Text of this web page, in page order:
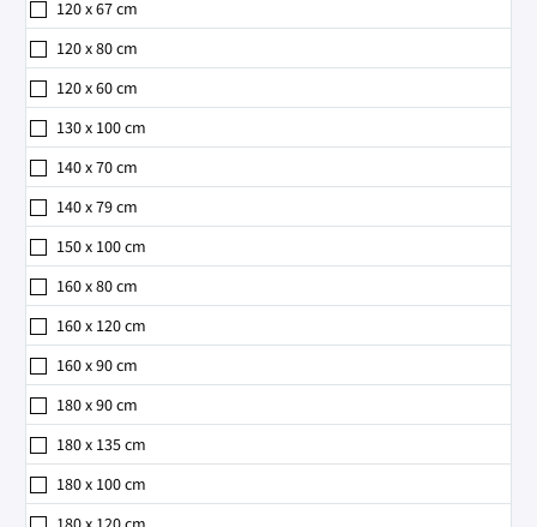
120 x 67 cm
120 x 80 cm
120 x 60 cm
130 x 100 cm
140 x 70 cm
140 x 79 cm
150 x 100 cm
160 x 80 cm
160 x 120 cm
160 x 90 cm
180 x 90 cm
180 x 135 cm
180 x 100 cm